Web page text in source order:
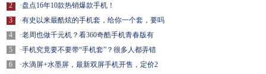
2
3
4
5
6
·盘点16年10款热销爆款手机！
·有史以来最酷炫的手机套，给你一个套，要吗
·老周也做千元机？看360奇酷手机青春版有
·手机究竟要不要带“手机套”？很多人都弄错
·水滴屏+水墨屏，最新双屏手机开售，定价2